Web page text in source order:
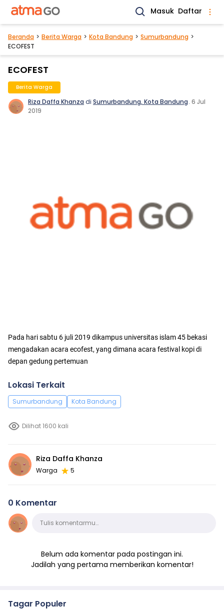
Masuk Daftar
Beranda Berita Warga Kota Bandung
Sumurbandung
ECOFEST
ECOFEST
Berita Warga
Riza Daffa Khanza di Sumurbandung, Kota Bandung. 6 Jul
2019
Pada hari sabtu 6 juli 2019 dikampus universitas islam 45 bekasi
mengadakan acara ecofest, yang dimana acara festival kopi di
depan gedung pertemuan
Lokasi Terkait
Sumurbandung Kota Bandung
Dilihat 1600 kali
Riza Daffa Khanza
Warga 5
0 Komentar
KomentarTulis komentarmu…
Belum ada komentar pada postingan ini.
Jadilah yang pertama memberikan komentar!
Tagar Populer